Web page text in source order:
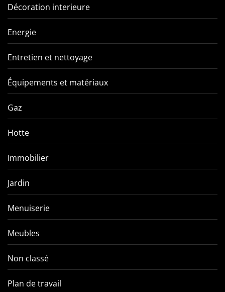
Décoration interieure
Energie
Entretien et nettoyage
Équipements et matériaux
Gaz
Hotte
Immobilier
Jardin
Menuiserie
Meubles
Non classé
Plan de travail